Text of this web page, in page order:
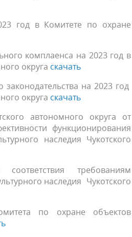
год в Комитете по охране
комплаенса на 2023 год в
округа скачать
на 2023 год
округа скачать
автономного округа от
функционирования
наследия Чукотского
требованиям
наследия Чукотского
по охране объектов